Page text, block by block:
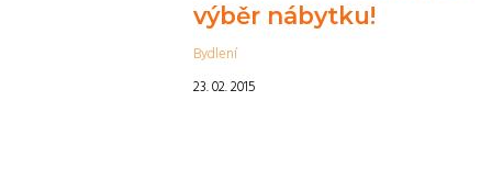
výběr nábytku!
Bydlení
23. 02. 2015